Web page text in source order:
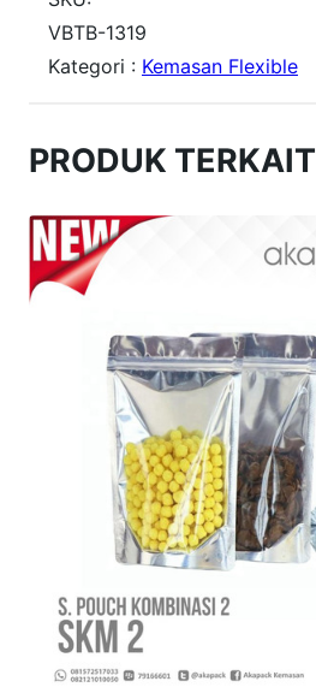
i
t
s
B
T
VBTB-1319
Kategori : Kemasan Flexible
PRODUK TERKAIT